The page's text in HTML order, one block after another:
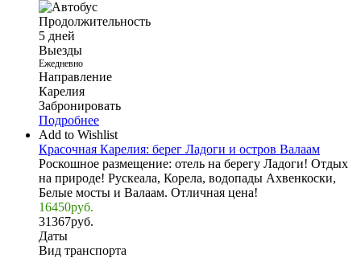
Продолжительность
5 дней
Выезды
Ежедневно
Направление
Карелия
Забронировать
Подробнее
Add to Wishlist
Красочная Карелия: берег Ладоги и остров Валаам
Роскошное размещение: отель на берегу Ладоги! Отдых
на природе! Рускеала, Корела, водопады Ахвенкоски,
Белые мосты и Валаам. Отличная цена!
16450руб.
31367руб.
Даты
Вид транспорта